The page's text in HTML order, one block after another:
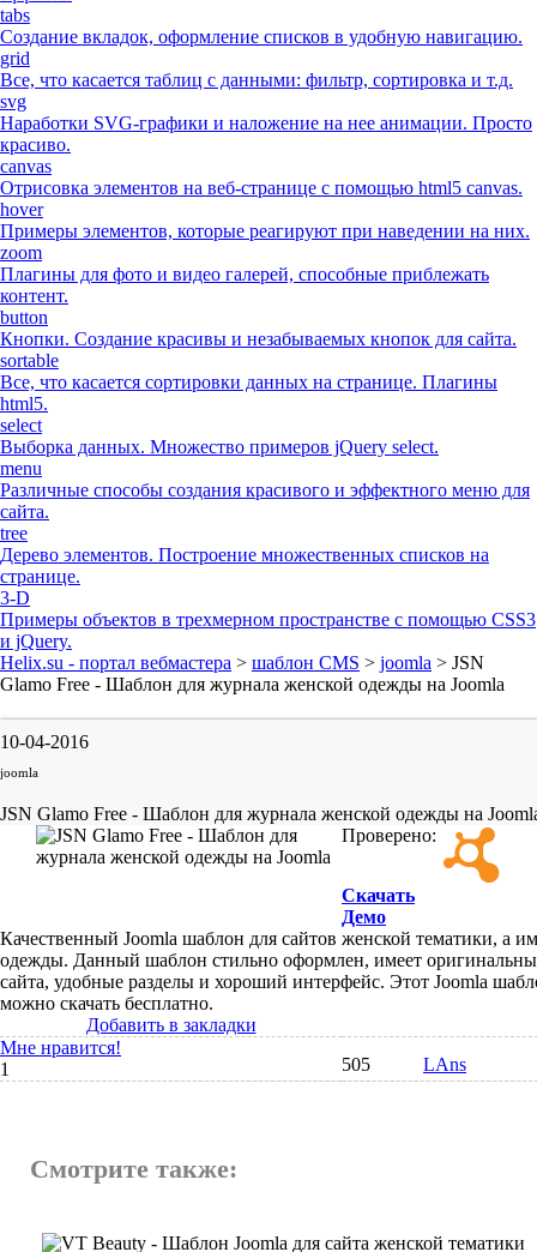
tabs
Создание вкладок, оформление списков в удобную навигацию.
grid
Все, что касается таблиц с данными: фильтр, сортировка и т.д.
svg
Наработки SVG-графики и наложение на нее анимации. Просто
красиво.
canvas
Отрисовка элементов на веб-странице с помощью html5 canvas.
hover
Примеры элементов, которые реагируют при наведении на них.
zoom
Плагины для фото и видео галерей, способные приблежать
контент.
button
Кнопки. Создание красивы и незабываемых кнопок для сайта.
sortable
Все, что касается сортировки данных на странице. Плагины
html5.
select
Выборка данных. Множество примеров jQuery select.
menu
Различные способы создания красивого и эффектного меню для
сайта.
tree
Дерево элементов. Построение множественных списков на
странице.
3-D
Примеры объектов в трехмерном пространстве с помощью CSS3
и jQuery.
Helix.su - портал вебмастера > шаблон CMS > joomla > JSN
Glamo Free - Шаблон для журнала женской одежды на Joomla
10-04-2016
joomla
JSN Glamo Free - Шаблон для журнала женской одежды на
Проверено:
Скачать
Демо
Качественный Joomla шаблон для сайтов женской тематики, а
одежды. Данный шаблон стильно оформлен, имеет
сайта, удобные разделы и хороший интерфейс. Этот Joomla
можно скачать бесплатно.
Добавить в закладки
Мне нравится!
1
505 LAns
Смотрите также: